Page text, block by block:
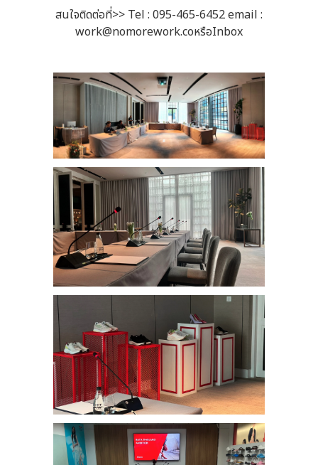
สนใจติดต่อที่>> Tel : 095-465-6452 email :
work@nomorework.coหรือInbox